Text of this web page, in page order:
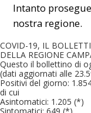
Intanto
nostra regione.
COVID-19, IL
DELLA REGIONE
Questo il bollettino di
(dati aggiornati alle
Positivi del giorno:
di cui
Asintomatici: 1.205 (*)